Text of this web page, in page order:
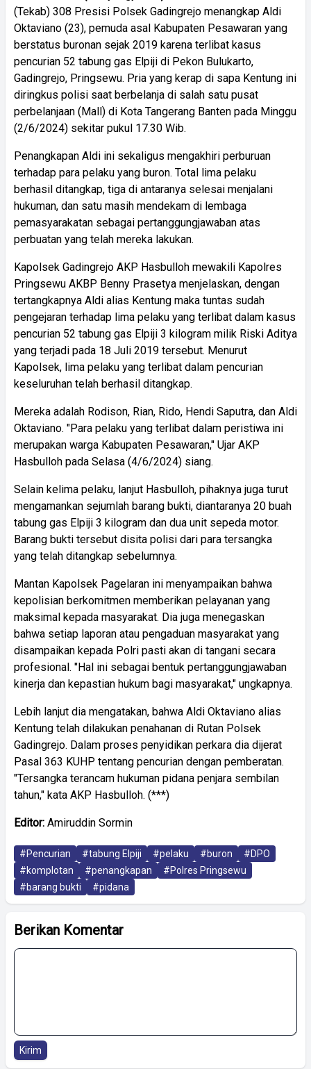
(Tekab) 308 Presisi Polsek Gadingrejo menangkap Aldi
Oktaviano (23), pemuda asal Kabupaten Pesawaran yang
berstatus buronan sejak 2019 karena terlibat kasus
pencurian 52 tabung gas Elpiji di Pekon Bulukarto,
Gadingrejo, Pringsewu. Pria yang kerap di sapa Kentung ini
diringkus polisi saat berbelanja di salah satu pusat
perbelanjaan (Mall) di Kota Tangerang Banten pada Minggu
(2/6/2024) sekitar pukul 17.30 Wib.
Penangkapan Aldi ini sekaligus mengakhiri perburuan
terhadap para pelaku yang buron. Total lima pelaku
berhasil ditangkap, tiga di antaranya selesai menjalani
hukuman, dan satu masih mendekam di lembaga
pemasyarakatan sebagai pertanggungjawaban atas
perbuatan yang telah mereka lakukan.
Kapolsek Gadingrejo AKP Hasbulloh mewakili Kapolres
Pringsewu AKBP Benny Prasetya menjelaskan, dengan
tertangkapnya Aldi alias Kentung maka tuntas sudah
pengejaran terhadap lima pelaku yang terlibat dalam kasus
pencurian 52 tabung gas Elpiji 3 kilogram milik Riski Aditya
yang terjadi pada 18 Juli 2019 tersebut. Menurut
Kapolsek, lima pelaku yang terlibat dalam pencurian
keseluruhan telah berhasil ditangkap.
Mereka adalah Rodison, Rian, Rido, Hendi Saputra, dan Aldi
Oktaviano. "Para pelaku yang terlibat dalam peristiwa ini
merupakan warga Kabupaten Pesawaran," Ujar AKP
Hasbulloh pada Selasa (4/6/2024) siang.
Selain kelima pelaku, lanjut Hasbulloh, pihaknya juga turut
mengamankan sejumlah barang bukti, diantaranya 20 buah
tabung gas Elpiji 3 kilogram dan dua unit sepeda motor.
Barang bukti tersebut disita polisi dari para tersangka
yang telah ditangkap sebelumnya.
Mantan Kapolsek Pagelaran ini menyampaikan bahwa
kepolisian berkomitmen memberikan pelayanan yang
maksimal kepada masyarakat. Dia juga menegaskan
bahwa setiap laporan atau pengaduan masyarakat yang
disampaikan kepada Polri pasti akan di tangani secara
profesional. "Hal ini sebagai bentuk pertanggungjawaban
kinerja dan kepastian hukum bagi masyarakat," ungkapnya.
Lebih lanjut dia mengatakan, bahwa Aldi Oktaviano alias
Kentung telah dilakukan penahanan di Rutan Polsek
Gadingrejo. Dalam proses penyidikan perkara dia dijerat
Pasal 363 KUHP tentang pencurian dengan pemberatan.
"Tersangka terancam hukuman pidana penjara sembilan
tahun," kata AKP Hasbulloh. (***)
Editor: Amiruddin Sormin
#Pencurian #tabung Elpiji #pelaku #buron
#DPO
#komplotan
#penangkapan
#Polres Pringsewu
#barang bukti
#pidana
Berikan Komentar
Kirim